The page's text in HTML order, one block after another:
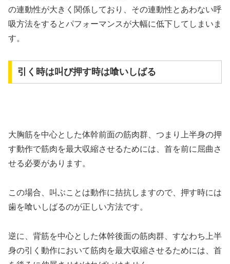
の連動性が大きく関係しており、その連動性とあわない呼
吸方法をするとパフォーマンスが大幅に低下してしまいま
す。
引く時は叫び押す時は喰いしばる
大胸筋を中心とした体幹前面の筋肉群、つまり上半身の押
す動作で筋肉を最大収縮させるためには、首を前に屈曲さ
せる必要があります。
この場合、叫ぶことは動作に拮抗しますので、押す時には
歯を喰いしばるのが正しい方法です。
逆に、背筋を中心とした体幹後面の筋肉群、すなわち上半
身の引く動作において筋肉を最大収縮させるためには、首